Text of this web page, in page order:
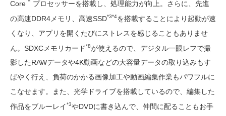
Core™ プロセッサーを搭載し、処理能力が向上。さらに、先進
の高速DDR4メモリ、高速SSD*3*4を搭載することにより起動が速
くなり、アプリを開くたびにストレスを感じることもありませ
ん。SDXCメモリカード*8が使えるので、デジタル一眼レフで撮
影したRAWデータや4K動画などの大容量データの取り込みもす
ばやく行え、負荷のかかる画像加工や動画編集作業もパワフルに
こなせます。また、光学ドライブを搭載しているので、編集した
作品をブルーレイ*3やDVDに書き込んで、仲間に配ることもお手